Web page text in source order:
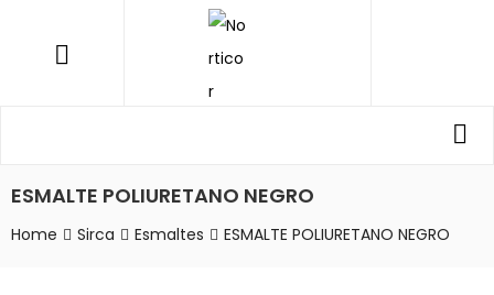
ESMALTE POLIURETANO NEGRO
Home Sirca Esmaltes ESMALTE POLIURETANO NEGRO